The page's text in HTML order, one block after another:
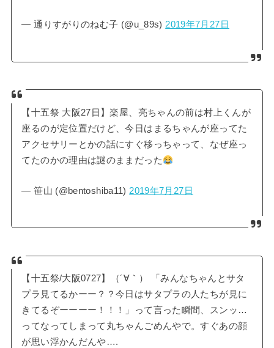
— 通りすがりのねむ子 (@u_89s)2019年7月27日
【十五祭 大阪27日】楽屋、亮ちゃんの前は村上くんが
座るのが定位置だけど、今日はまるちゃんが座ってた
アクセサリーとかの話にすぐ移っちゃって、なぜ座っ
てたのかの理由は謎のままだった
— 笹山 (@bentoshiba11) 2019年7月27日
【十五祭/大阪0727】（´∀｀） 「みんなちゃんとサタ
プラ見てるかーー？？今日はサタプラの人たちが見に
きてるぞーーーー！！！」って言った瞬間、スンッ…
ってなってしまって丸ちゃんごめんやで。すぐあの顔
が思い浮かんだんや….